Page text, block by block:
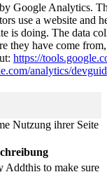
Google Analytics.
use a website and
is doing. The data
they have come
https://
analytics/
Nutzung ihrer Seite
Addthis to make sure